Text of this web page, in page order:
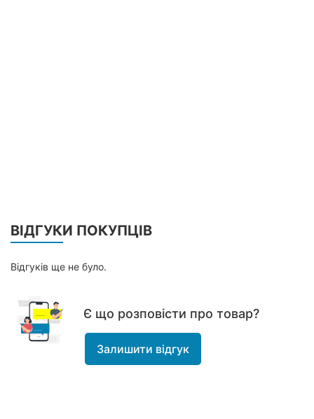
ВІДГУКИ ПОКУПЦІВ
Відгуків ще не було.
Є що розповісти про товар?
Залишити відгук